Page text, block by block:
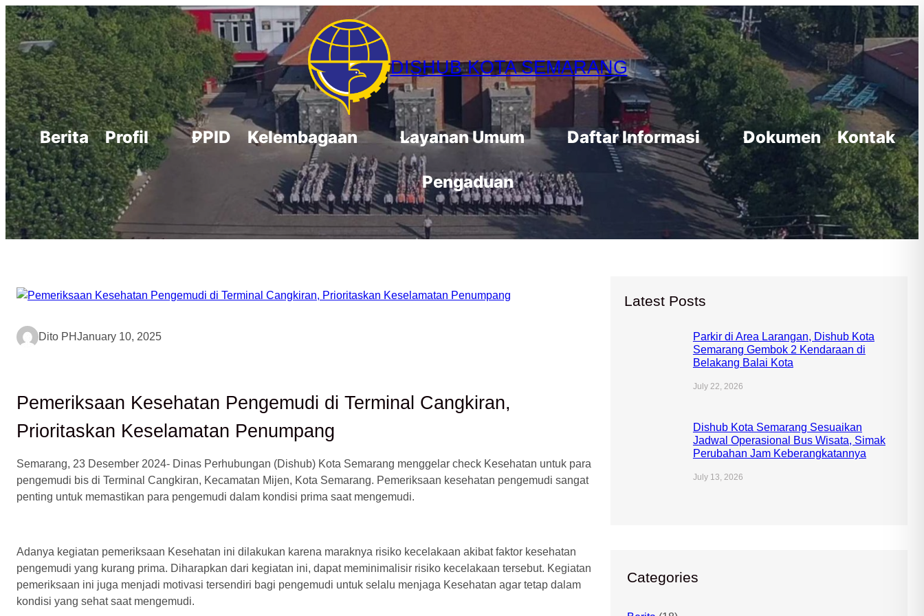
Skip
to
content
DISHUB KOTA SEMARANG
Berita Profil PPID Kelembagaan Layanan Umum Daftar Informasi Dokumen Kontak
Pengaduan
Dito PHJanuary 10, 2025
Pemeriksaan Kesehatan Pengemudi di Terminal Cangkiran,
Prioritaskan Keselamatan Penumpang
Semarang, 23 Desember 2024- Dinas Perhubungan (Dishub) Kota Semarang menggelar check Kesehatan untuk para
pengemudi bis di Terminal Cangkiran, Kecamatan Mijen, Kota Semarang. Pemeriksaan kesehatan pengemudi sangat
penting untuk memastikan para pengemudi dalam kondisi prima saat mengemudi.
Adanya kegiatan pemeriksaan Kesehatan ini dilakukan karena maraknya risiko kecelakaan akibat faktor kesehatan
pengemudi yang kurang prima. Diharapkan dari kegiatan ini, dapat meminimalisir risiko kecelakaan tersebut. Kegiatan
pemeriksaan ini juga menjadi motivasi tersendiri bagi pengemudi untuk selalu menjaga Kesehatan agar tetap dalam
kondisi yang sehat saat mengemudi.
Latest Posts
Parkir di Area Larangan, Dishub Kota
Semarang Gembok 2 Kendaraan di
Belakang Balai Kota
July 22, 2026
Dishub Kota Semarang Sesuaikan
Jadwal Operasional Bus Wisata, Simak
Perubahan Jam Keberangkatannya
July 13, 2026
Categories